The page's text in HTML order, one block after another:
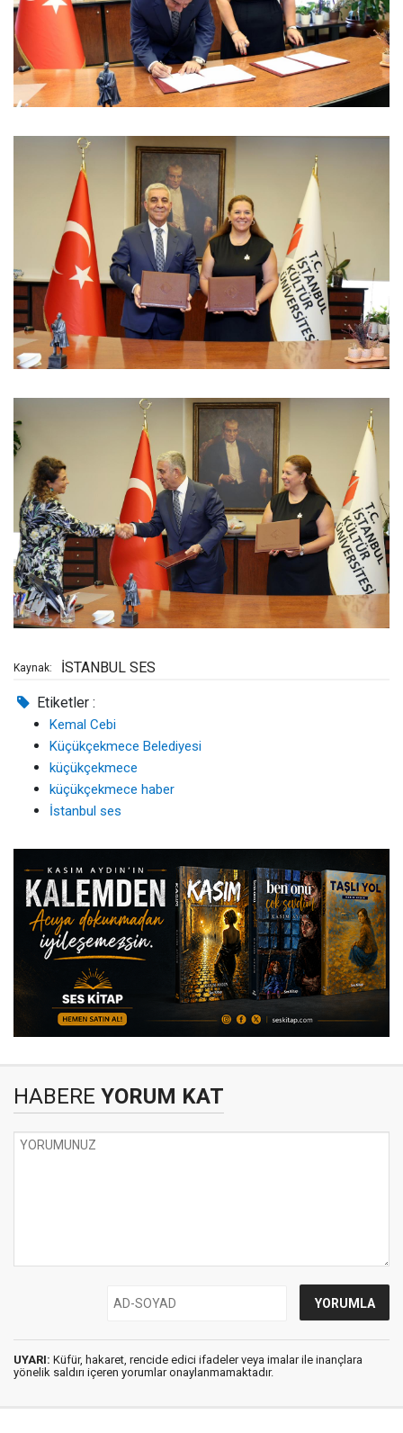
Kaynak: İSTANBUL SES
Etiketler :
Kemal Cebi
Küçükçekmece Belediyesi
küçükçekmece
küçükçekmece haber
İstanbul ses
HABERE YORUM KAT
UYARI: Küfür, hakaret, rencide edici ifadeler veya imalar ile inançlara
yönelik saldırı içeren yorumlar onaylanmamaktadır.